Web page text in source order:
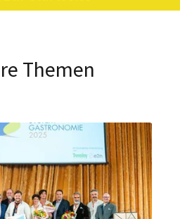
Themen